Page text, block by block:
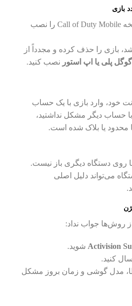
همیشه آخرین نسخه Call of Duty Mobile را نصب
بازی را حذف کرده و مجدداً از
گوگل پلی یا اپ استور نصب کنید.
خود، وارد بازی با یک حساب
حساب دیگر مشکل نداشتید،
محدود یا بلاک شده است.
روی دستگاه دیگری باز نیست.
می‌تواند دلیل اصلی
روش‌ها جواب نداد:
Activision شوید.
کنید.
مدل گوشی و زمان بروز مشکل